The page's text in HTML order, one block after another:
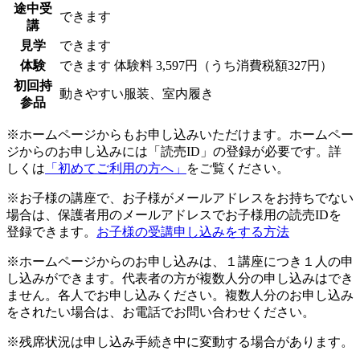
途中受
講
できます
見学
できます
体験
できます 体験料 3,597円（うち消費税額327円）
初回持
参品
動きやすい服装、室内履き
※ホームページからもお申し込みいただけます。ホームペー
ジからのお申し込みには「読売ID」の登録が必要です。詳
しくは 「初めてご利用の方へ」 をご覧ください。
※お子様の講座で、お子様がメールアドレスをお持ちでない
場合は、保護者用のメールアドレスでお子様用の読売IDを
登録できます。 お子様の受講申し込みをする方法
※ホームページからのお申し込みは、１講座につき１人の申
し込みができます。代表者の方が複数人分の申し込みはでき
ません。各人でお申し込みください。複数人分のお申し込み
をされたい場合は、お電話でお問い合わせください。
※残席状況は申し込み手続き中に変動する場合があります。